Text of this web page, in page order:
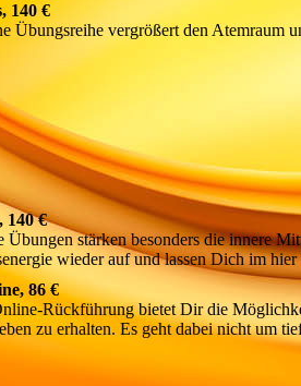
140 €
Übungsreihe vergrößert den Atemraum
140 €
stärken besonders die innere
wieder auf und lassen Dich im
86 €
Rückführung bietet Dir die
zu erhalten. Es geht dabei nicht um